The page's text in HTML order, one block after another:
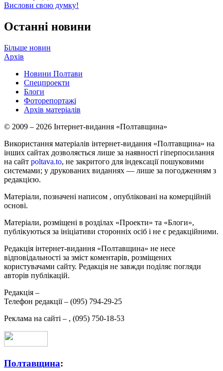
Вислови свою думку!
Останні новини
Більше новин
Архів
Новини Полтави
Спецпроекти
Блоги
Фоторепортажі
Архів матеріалів
© 2009 – 2026 Інтернет-видання «Полтавщина»
Використання матеріалів інтернет-видання «Полтавщина» на
інших сайтах дозволяється лише за наявності гіперпосилання
на сайт poltava.to, не закритого для індексації пошуковими
системами; у друкованих виданнях — лише за погодженням з
редакцією.
Матеріали, позначені написом , опубліковані на комерційній
основі.
Матеріали, розміщені в розділах «Проекти» та «Блоги»,
публікуються за ініціативи сторонніх осіб і не є редакційними.
Редакція інтернет-видання «Полтавщина» не несе
відповідальності за зміст коментарів, розміщених
користувачами сайту. Редакція не завжди поділяє погляди
авторів публікацій.
Редакція –
Телефон редакції – (095) 794-29-25
Реклама на сайті – , (095) 750-18-53
Полтавщина: